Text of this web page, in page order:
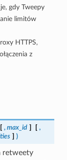
gdy Tweepy
limitów
HTTPS,
z
[ , max_id ] [ ,
] )
retweety